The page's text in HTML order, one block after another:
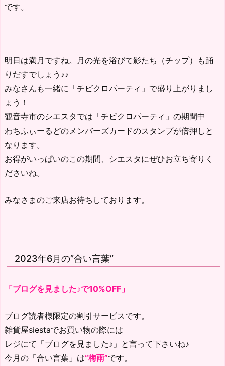
です。
明日は満月ですね。月の光を浴びて影たち（チップ）も踊
りだすでしょう♪♪
みなさんも一緒に「チビクロパーティ」で盛り上がりまし
ょう！
観音寺市のシエスタでは「チビクロパーティ」の期間中
わちふぃーるどのメンバーズカードのスタンプが倍押しと
なります。
お得がいっぱいのこの期間、シエスタにぜひお立ち寄りく
ださいね。
みなさまのご来店お待ちしております。
2023年6月の”合い言葉”
「ブログを見ました♪で10%OFF」
ブログ読者様限定の割引サービスです。
雑貨屋siestaでお買い物の際には
レジにて「ブログを見ました♪」と言って下さいね♪
今月の「合い言葉」は“梅雨”です。